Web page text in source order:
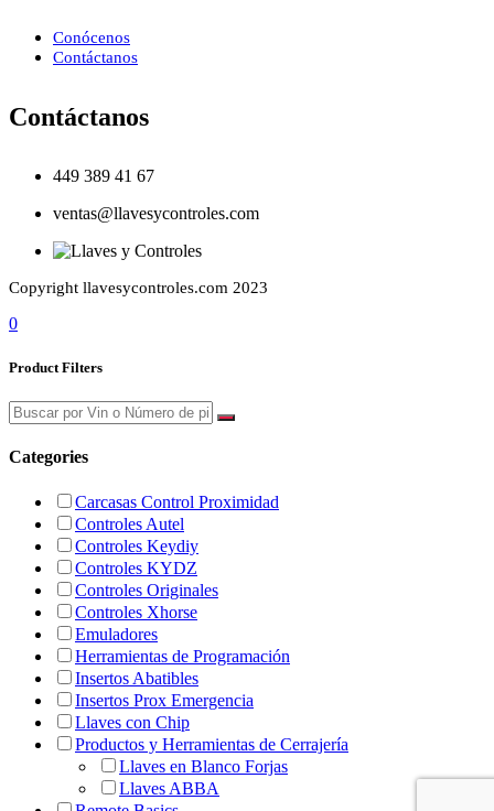
Conócenos
Contáctanos
Contáctanos
449 389 41 67
ventas@llavesycontroles.com
Copyright llavesycontroles.com 2023
0
Product Filters
Categories
Carcasas Control Proximidad
Controles Autel
Controles Keydiy
Controles KYDZ
Controles Originales
Controles Xhorse
Emuladores
Herramientas de Programación
Insertos Abatibles
Insertos Prox Emergencia
Llaves con Chip
Productos y Herramientas de Cerrajería
Llaves en Blanco Forjas
Llaves ABBA